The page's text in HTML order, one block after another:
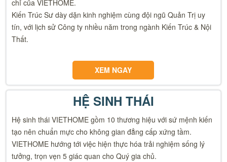
chỉ của VIETHOME.
Kiến Trúc Sư dày dặn kinh nghiệm cùng đội ngũ Quản Trị uy
tín, với lịch sử Công ty nhiều năm trong ngành Kiến Trúc & Nội
Thất.
XEM NGAY
HỆ SINH THÁI
Hệ sinh thái VIETHOME gồm 10 thương hiệu với sứ mệnh kiến
tạo nên chuẩn mực cho không gian đẳng cấp xứng tầm.
VIETHOME hướng tới việc hiện thực hóa trải nghiệm sống lý
tưởng, trọn vẹn 5 giác quan cho Quý gia chủ.